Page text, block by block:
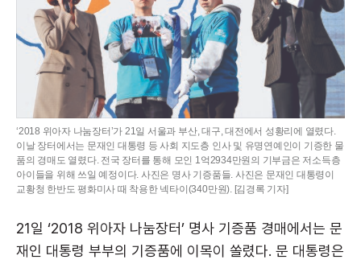
‘2018 위아자 나눔장터’가 21일 서울과 부산, 대구, 대전에서 성황리에 열렸다.
이날 장터에서는 문재인 대통령 등 사회 지도층 인사 및 유명연예인이 기증한 물
품의 경매도 열렸다. 전국 장터를 통해 모인 1억2934만원의 기부금은 저소득층
아이들을 위해 쓰일 예정이다. 사진은 명사 기증품들. 사진은 문재인 대통령이
교황청 한반도 평화미사 때 착용한 넥타이(340만원). [김경록 기자]
21일 ‘2018 위아자 나눔장터’ 명사 기증품 경매에서는 문
재인 대통령 부부의 기증품에 이목이 쏠렸다. 문 대통령은